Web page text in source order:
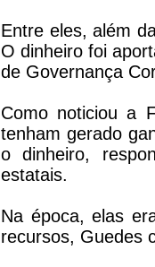
Entre eles, além
O dinheiro foi
de Governança
Como noticiou a
tenham gerado
o dinheiro,
estatais.
Na época, elas
recursos, Guedes